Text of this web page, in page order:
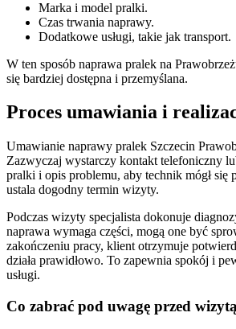
Marka i model pralki.
Czas trwania naprawy.
Dodatkowe usługi, takie jak transport.
W ten sposób naprawa pralek na
się bardziej dostępna i przemyślana.
Proces umawiania i
Umawianie naprawy pralek Szczecin
Zazwyczaj wystarczy kontakt telefoniczny
pralki i opis problemu, aby technik mógł się
ustala dogodny termin wizyty.
Podczas wizyty specjalista dokonuje
naprawa wymaga części, mogą one być
zakończeniu pracy, klient otrzymuje
działa prawidłowo. To zapewnia spokój i
usługi.
Co zabrać pod uwagę przed wizytą